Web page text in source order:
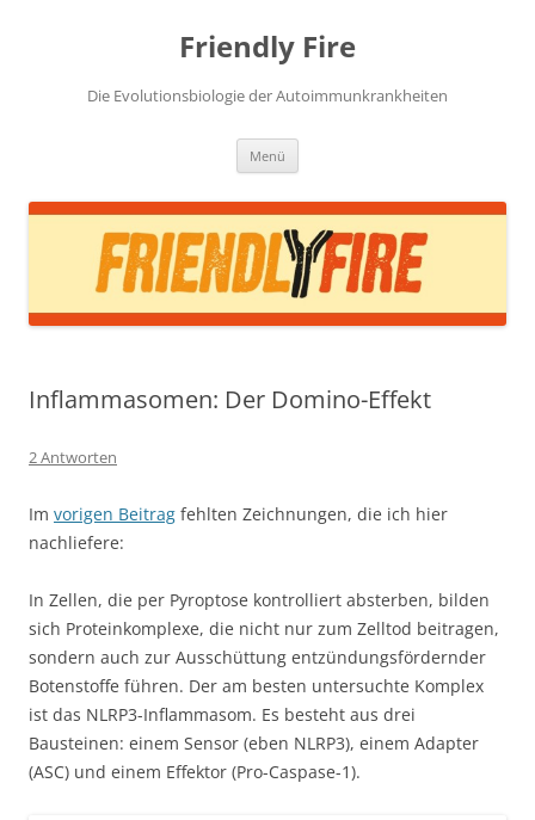
Friendly Fire
Die Evolutionsbiologie der Autoimmunkrankheiten
Menü
Inflammasomen: Der Domino-Effekt
2 Antworten
Im vorigen Beitrag fehlten Zeichnungen, die ich hier
nachliefere:
In Zellen, die per Pyroptose kontrolliert absterben, bilden
sich Proteinkomplexe, die nicht nur zum Zelltod beitragen,
sondern auch zur Ausschüttung entzündungsfördernder
Botenstoffe führen. Der am besten untersuchte Komplex
ist das NLRP3-Inflammasom. Es besteht aus drei
Bausteinen: einem Sensor (eben NLRP3), einem Adapter
(ASC) und einem Effektor (Pro-Caspase-1).